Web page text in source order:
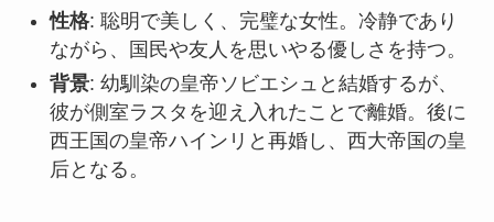
性格: 聡明で美しく、完璧な女性。冷静であり
ながら、国民や友人を思いやる優しさを持つ。
背景: 幼馴染の皇帝ソビエシュと結婚するが、
彼が側室ラスタを迎え入れたことで離婚。後に
西王国の皇帝ハインリと再婚し、西大帝国の皇
后となる。